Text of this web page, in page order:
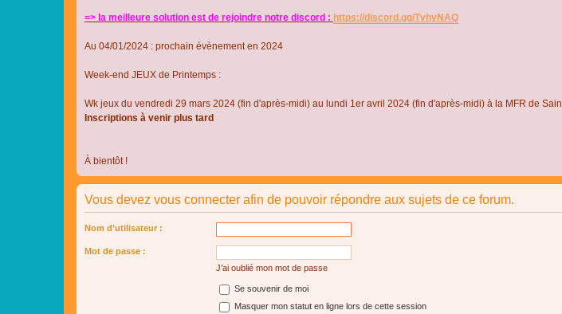
=> la meilleure solution est de rejoindre notre discord : https://discord.gg/TvhyNAQ
Au 04/01/2024 : prochain évènement en 2024
Week-end JEUX de Printemps :
Wk jeux du vendredi 29 mars 2024 (fin d'après-midi) au lundi 1er avril 2024 (fin d'après-midi) à la MFR de
Inscriptions à venir plus tard
À bientôt !
Vous devez vous connecter afin de pouvoir répondre aux sujets de ce forum.
Nom d’utilisateur :
Mot de passe :
J’ai oublié mon mot de passe
Se souvenir de moi
Masquer mon statut en ligne lors de cette session